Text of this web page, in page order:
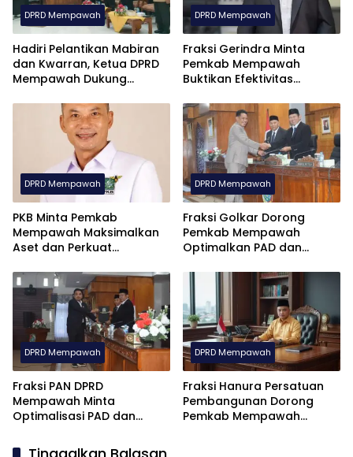
DPRD Mempawah
Hadiri Pelantikan Mabiran
dan Kwarran, Ketua DPRD
Mempawah Dukung
Pramuka
DPRD Mempawah
Fraksi Gerindra Minta
Pemkab Mempawah
Buktikan Efektivitas
Kemiskinan dan
Pengangguran
DPRD Mempawah
PKB Minta Pemkab
Mempawah Maksimalkan
Aset dan Perkuat
DPRD Mempawah
Fraksi Golkar Dorong
Pemkab Mempawah
Optimalkan PAD dan
Anggaran
DPRD Mempawah
Fraksi PAN DPRD
Mempawah Minta
Optimalisasi PAD dan
DPRD Mempawah
Fraksi Hanura Persatuan
Pembangunan Dorong
Pemkab Mempawah